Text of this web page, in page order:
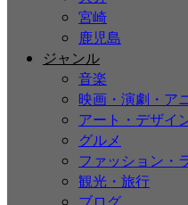
宮崎
鹿児島
ジャンル
音楽
映画・演劇・ア
アート・デザイ
グルメ
ファッション・
観光・旅行